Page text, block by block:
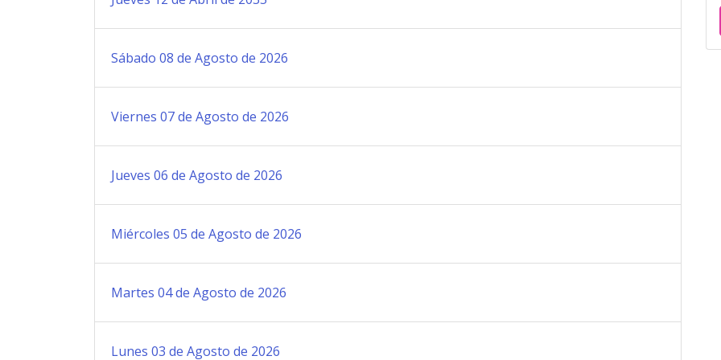
Sábado 08 de Agosto de 2026
Viernes 07 de Agosto de 2026
Jueves 06 de Agosto de 2026
Miércoles 05 de Agosto de 2026
Martes 04 de Agosto de 2026
Lunes 03 de Agosto de 2026